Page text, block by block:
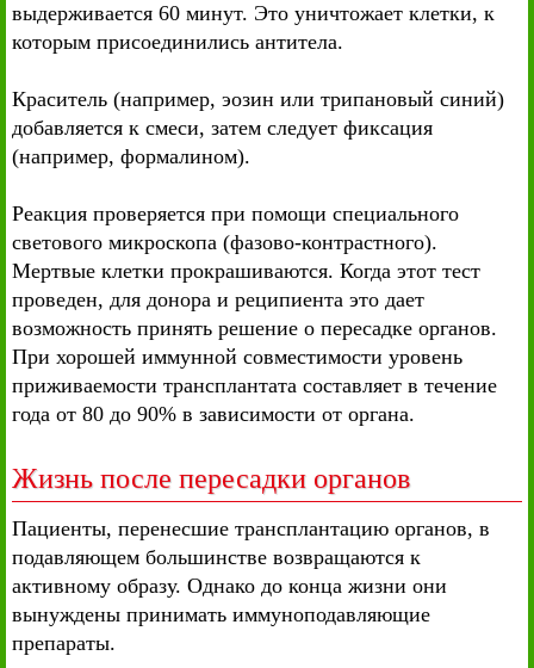
выдерживается 60 минут. Это уничтожает клетки, к
которым присоединились антитела.
Краситель (например, эозин или трипановый синий)
добавляется к смеси, затем следует фиксация
(например, формалином).
Реакция проверяется при помощи специального
светового микроскопа (фазово-контрастного).
Мертвые клетки прокрашиваются. Когда этот тест
проведен, для донора и реципиента это дает
возможность принять решение о пересадке органов.
При хорошей иммунной совместимости уровень
приживаемости трансплантата составляет в течение
года от 80 до 90% в зависимости от органа.
Жизнь после пересадки органов
Пациенты, перенесшие трансплантацию органов, в
подавляющем большинстве возвращаются к
активному образу. Однако до конца жизни они
вынуждены принимать иммуноподавляющие
препараты.